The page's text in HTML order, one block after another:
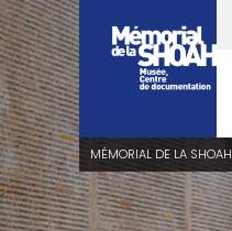
MÉMORIAL DE LA SHOAH